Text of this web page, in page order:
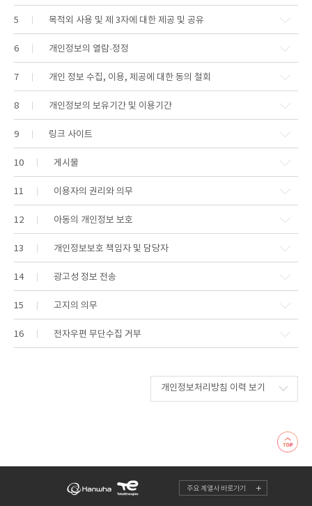
5 목적외 사용 및 제 3자에 대한 제공 및 공유
6 개인정보의 열람·정정
7 개인 정보 수집, 이용, 제공에 대한 동의 철회
8 개인정보의 보유기간 및 이용기간
9 링크 사이트
10 게시물
11 이용자의 권리와 의무
12 아동의 개인정보 보호
13 개인정보보호 책임자 및 담당자
14 광고성 정보 전송
15 고지의 의무
16 전자우편 무단수집 거부
개인정보처리방침 이력 보기
주요 계열사 바로가기